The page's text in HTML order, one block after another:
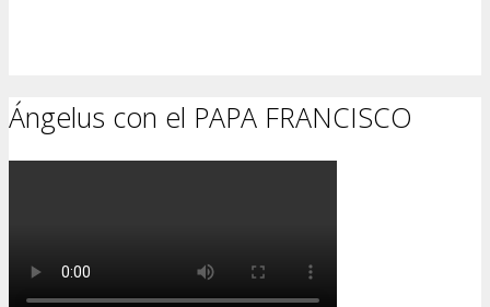
Ángelus con el PAPA FRANCISCO